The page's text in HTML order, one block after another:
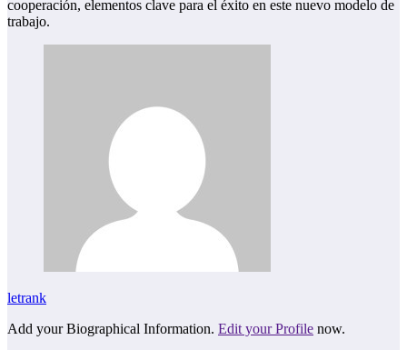
cooperación, elementos clave para el éxito en este nuevo modelo de
trabajo.
letrank
Add your Biographical Information. Edit your Profile now.